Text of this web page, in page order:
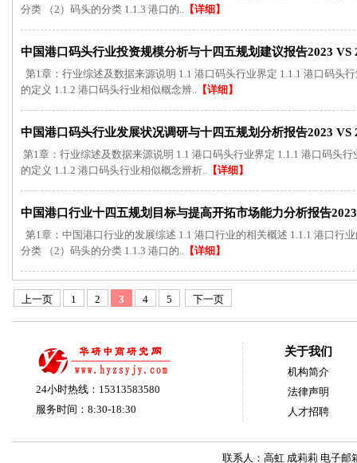
分类 （2）码头的分类 1.1.3 港口的.. 【详细】
中国港口码头行业投资规模分析与十四五规划建议报告2023 VS
第1章：行业综述及数据来源说明 1.1 港口码头行业界定 1.1.1 港口码头
的定义 1.1.2 港口码头行业相似概念辨.. 【详细】
中国港口码头行业发展状况调研与十四五规划分析报告2023 VS
第1章：行业综述及数据来源说明 1.1 港口码头行业界定 1.1.1 港口码头
的定义 1.1.2 港口码头行业相似概念辨析.. 【详细】
中国港口行业十四五规划目标与提高开拓市场能力分析报告
第1章：中国港口行业的发展综述 1.1 港口行业的相关概述 1.1.1 港口行
分类 （2）码头的分类 1.1.3 港口的.. 【详细】
上一页 1 2 3 4 5 下一页
24小时热线：15313583580
服务时间：8:30-18:30
关于我们
机构简介
法律声明
人才招聘
联系人：高虹 成莉莉 电子邮